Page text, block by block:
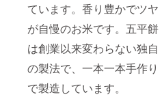
ています。香り豊かでツヤ
が自慢のお米です。五平餅
は創業以来変わらない独自
の製法で、一本一本手作り
で製造しています。